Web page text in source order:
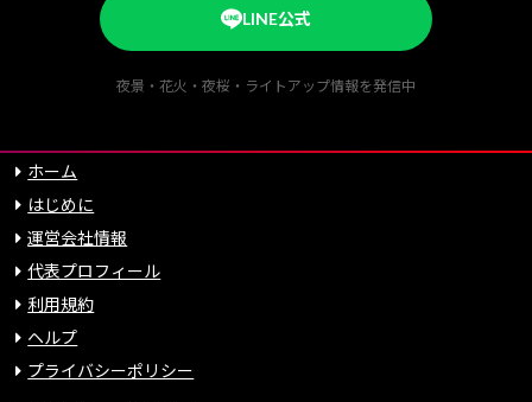
LINE公式
夜景・花火・夜桜・ライトアップ情報を発信中
ホーム
はじめに
運営会社情報
代表プロフィール
利用規約
ヘルプ
プライバシーポリシー